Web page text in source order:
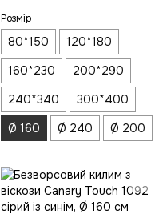
Розмір
80*150
120*180
160*230
200*290
240*340
300*400
Ø 160
Ø 240 Ø 200